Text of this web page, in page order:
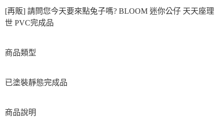
[再販] 請問您今天要來點兔子嗎? BLOOM 迷你公仔 天天座理
世 PVC完成品
商品類型
已塗裝靜態完成品
商品說明